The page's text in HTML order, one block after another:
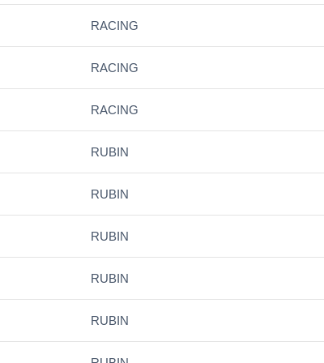
RACING
RACING
RACING
RUBIN
RUBIN
RUBIN
RUBIN
RUBIN